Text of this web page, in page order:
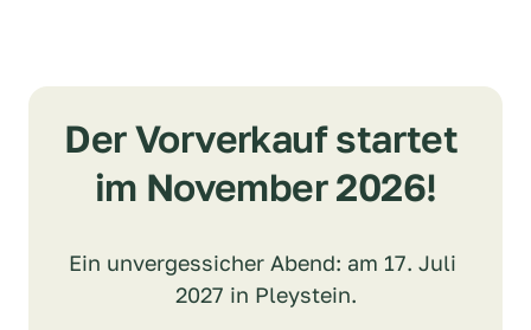
Der Vorverkauf startet
im November 2026!
Ein unvergessicher Abend: am 17. Juli
2027 in Pleystein.